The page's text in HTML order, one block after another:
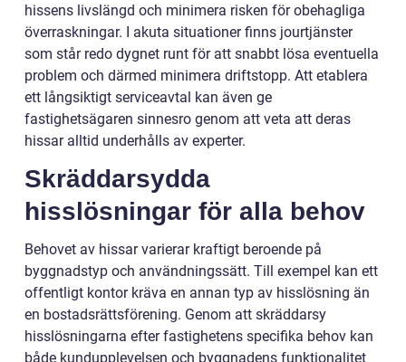
hissens livslängd och minimera risken för obehagliga
överraskningar. I akuta situationer finns jourtjänster
som står redo dygnet runt för att snabbt lösa eventuella
problem och därmed minimera driftstopp. Att etablera
ett långsiktigt serviceavtal kan även ge
fastighetsägaren sinnesro genom att veta att deras
hissar alltid underhålls av experter.
Skräddarsydda
hisslösningar för alla behov
Behovet av hissar varierar kraftigt beroende på
byggnadstyp och användningssätt. Till exempel kan ett
offentligt kontor kräva en annan typ av hisslösning än
en bostadsrättsförening. Genom att skräddarsy
hisslösningarna efter fastighetens specifika behov kan
både kundupplevelsen och byggnadens funktionalitet